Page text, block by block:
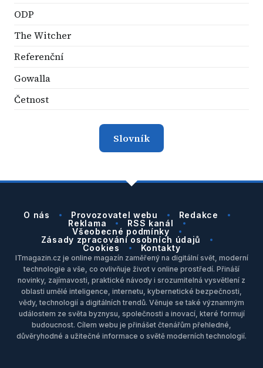
ODP
The Witcher
Referenční
Gowalla
Četnost
Slovník
O nás Provozovatel webu
Redakce
Reklama
RSS kanál
Všeobecné podmínky
Zásady zpracování osobních údajů
Cookies
Kontakty
ITmagazin.cz je online magazín zaměřený na digitální svět, moderní
technologie a vše, co ovlivňuje život v online prostředí. Přináší
novinky, zajímavosti, praktické návody i srozumitelná vysvětlení z
oblasti umělé inteligence, internetu, kybernetické bezpečnosti,
vědy, technologií a digitálních trendů. Věnuje se také významným
událostem ze světa byznysu, společnosti a inovací, které formují
budoucnost. Cílem webu je přinášet čtenářům přehledné,
důvěryhodné a užitečné informace o světě moderních technologií.